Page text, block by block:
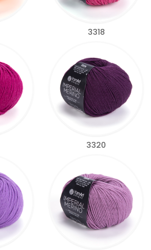
3318
3320